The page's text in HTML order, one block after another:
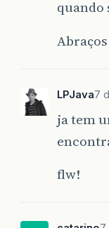
quando
Abraços
LPJava7
ja tem
flw!